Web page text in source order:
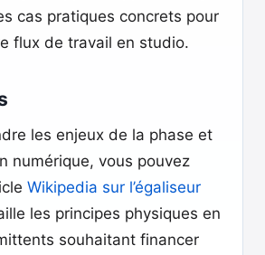
cas pratiques concrets pour
flux de travail en studio.
les enjeux de la phase et
numérique, vous pouvez
Wikipedia sur l’égaliseur
les principes physiques en
souhaitant financer